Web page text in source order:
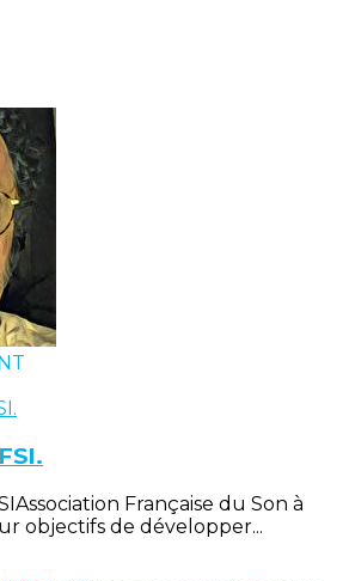
Française du Son à
objectifs de développer...